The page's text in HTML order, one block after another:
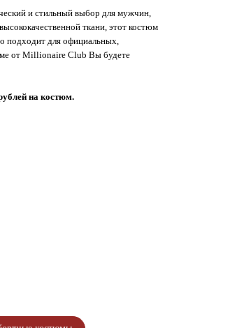
и стильный выбор для мужчин,
ткани, этот костюм
подходит для официальных,
от Millionaire Club Вы будете
на костюм.